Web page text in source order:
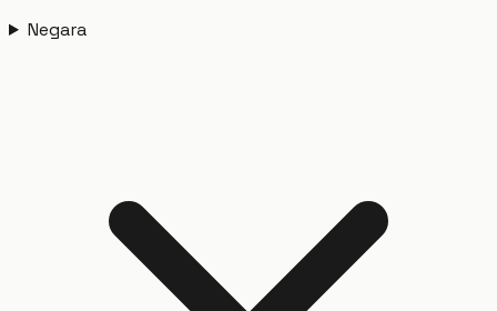
Negara